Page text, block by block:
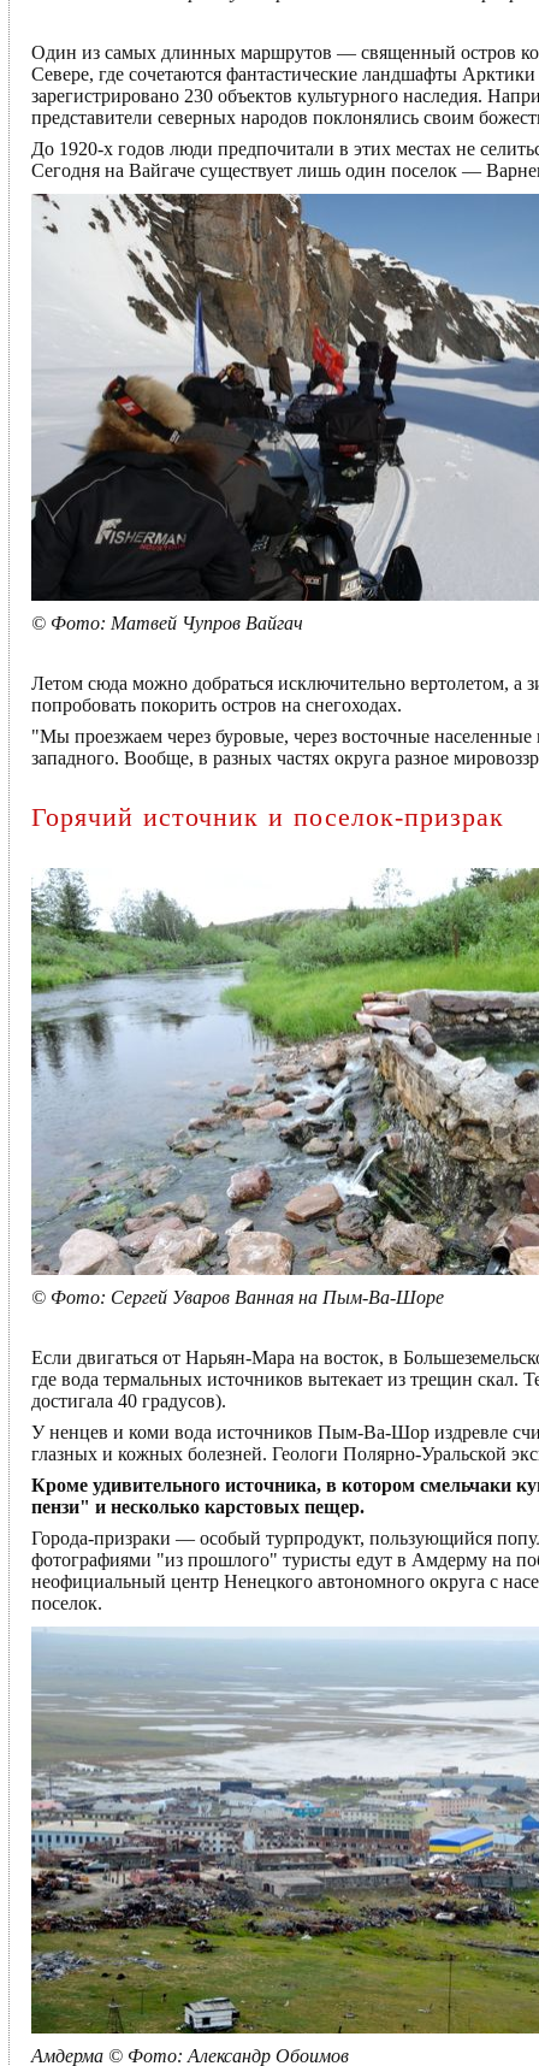
Один из самых длинных маршрутов — священный остров
Севере, где сочетаются фантастические ландшафты
зарегистрировано 230 объектов культурного наследия.
представители северных народов поклонялись своим
До 1920-х годов люди предпочитали в этих местах не
Сегодня на Вайгаче существует лишь один поселок —
© Фото: Матвей Чупров Вайгач
Летом сюда можно добраться исключительно вертолетом,
попробовать покорить остров на снегоходах.
"Мы проезжаем через буровые, через восточные
западного. Вообще, в разных частях округа разное
Горячий источник и поселок-призрак
© Фото: Сергей Уваров Ванная на Пым-Ва-Шоре
Если двигаться от Нарьян-Мара на восток, в
где вода термальных источников вытекает из трещин
достигала 40 градусов).
У ненцев и коми вода источников Пым-Ва-Шор издревле
глазных и кожных болезней. Геологи Полярно-Уральской
Кроме удивительного источника, в котором смельчаки
пензи" и несколько карстовых пещер.
Города-призраки — особый турпродукт, пользующийся
фотографиями "из прошлого" туристы едут в Амдерму на
неофициальный центр Ненецкого автономного округа с
поселок.
Амдерма © Фото: Александр Обоимов